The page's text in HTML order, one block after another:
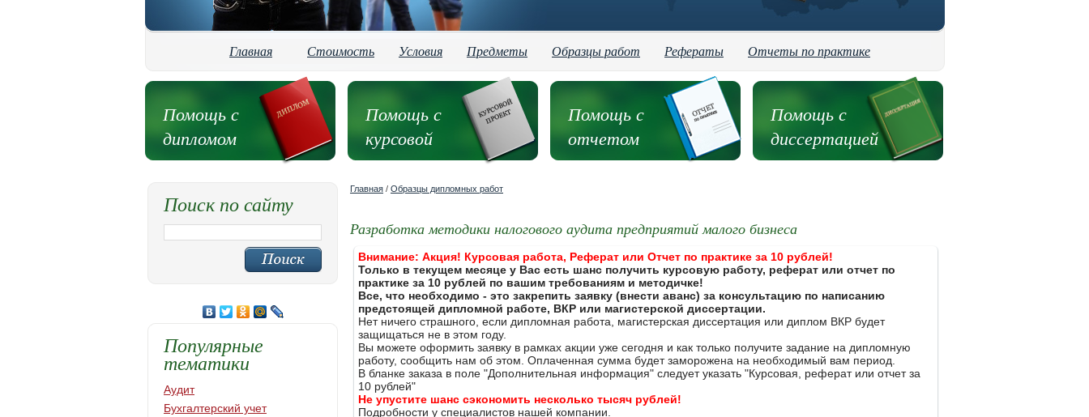
Главная Стоимость Условия Предметы Образцы работ Рефераты Отчеты по практике
Помощь с
дипломом
Помощь с
курсовой
Помощь с
отчетом
Помощь с
диссертацией
Главная / Образцы дипломных работ
Разработка методики налогового аудита предприятий малого бизнеса
Внимание: Акция! Курсовая работа, Реферат или Отчет по практике за 10 рублей!
Только в текущем месяце у Вас есть шанс получить курсовую работу, реферат или отчет по
практике за 10 рублей по вашим требованиям и методичке!
Все, что необходимо - это закрепить заявку (внести аванс) за консультацию по написанию
предстоящей дипломной работе, ВКР или магистерской диссертации.
Нет ничего страшного, если дипломная работа, магистерская диссертация или диплом ВКР будет
защищаться не в этом году.
Вы можете оформить заявку в рамках акции уже сегодня и как только получите задание на дипломную
работу, сообщить нам об этом. Оплаченная сумма будет заморожена на необходимый вам период.
В бланке заказа в поле "Дополнительная информация" следует указать "Курсовая, реферат или отчет за
10 рублей"
Не упустите шанс сэкономить несколько тысяч рублей!
Подробности у специалистов нашей компании.
Поиск по сайту
Популярные
тематики
Аудит
Бухгалтерский учет